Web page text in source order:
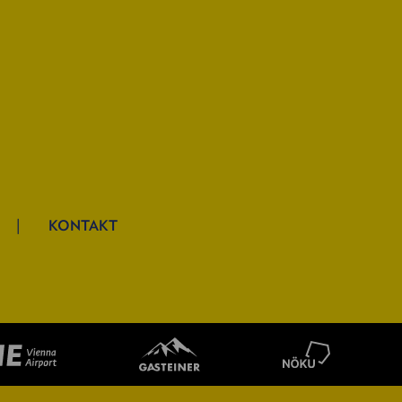
KONTAKT